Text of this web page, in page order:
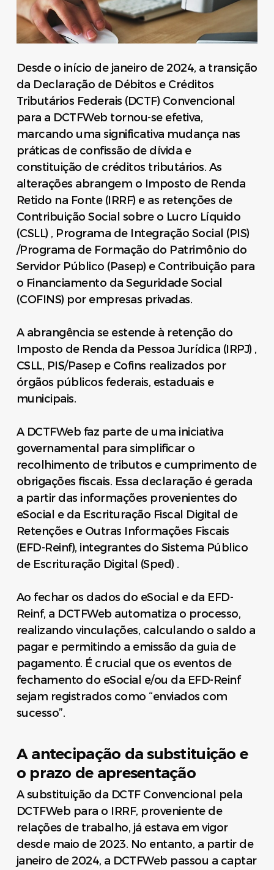
Desde o início de janeiro de 2024, a transição
da Declaração de Débitos e Créditos
Tributários Federais (DCTF) Convencional
para a DCTFWeb tornou-se efetiva,
marcando uma significativa mudança nas
práticas de confissão de dívida e
constituição de créditos tributários. As
alterações abrangem o Imposto de Renda
Retido na Fonte (IRRF) e as retenções de
Contribuição Social sobre o Lucro Líquido
(CSLL) , Programa de Integração Social (PIS)
/Programa de Formação do Patrimônio do
Servidor Público (Pasep) e Contribuição para
o Financiamento da Seguridade Social
(COFINS) por empresas privadas.
A abrangência se estende à retenção do
Imposto de Renda da Pessoa Jurídica (IRPJ) ,
CSLL, PIS/Pasep e Cofins realizados por
órgãos públicos federais, estaduais e
municipais.
A DCTFWeb faz parte de uma iniciativa
governamental para simplificar o
recolhimento de tributos e cumprimento de
obrigações fiscais. Essa declaração é gerada
a partir das informações provenientes do
eSocial e da Escrituração Fiscal Digital de
Retenções e Outras Informações Fiscais
(EFD-Reinf), integrantes do Sistema Público
de Escrituração Digital (Sped) .
Ao fechar os dados do eSocial e da EFD-
Reinf, a DCTFWeb automatiza o processo,
realizando vinculações, calculando o saldo a
pagar e permitindo a emissão da guia de
pagamento. É crucial que os eventos de
fechamento do eSocial e/ou da EFD-Reinf
sejam registrados como “enviados com
sucesso”.
A antecipação da substituição e
o prazo de apresentação
A substituição da DCTF Convencional pela
DCTFWeb para o IRRF, proveniente de
relações de trabalho, já estava em vigor
desde maio de 2023. No entanto, a partir de
janeiro de 2024, a DCTFWeb passou a captar